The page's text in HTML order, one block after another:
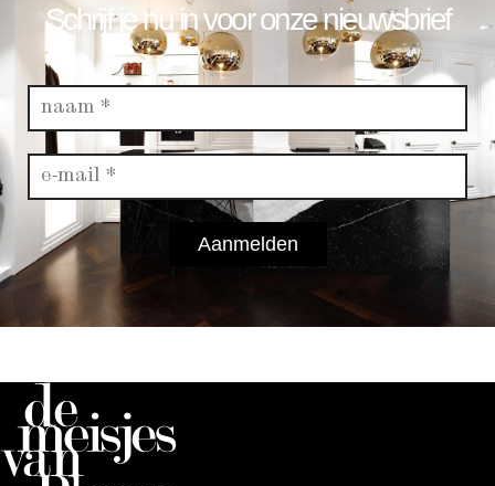
Schrijf je nu in voor onze nieuwsbrief
Aanmelden